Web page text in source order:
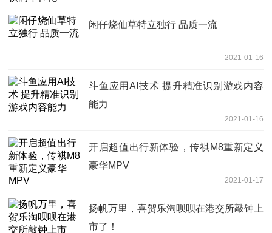
闲仔烧仙草特立独行 品质一流
2021-01-16
斗鱼应用AI技术 提升精准识别游戏内容
能力
2021-01-16
开启超值出行新体验，传祺M8重新定义
豪华MPV
2021-01-17
扬帆万里，喜贺乐淘呗呗在港交所敲钟上
市了！